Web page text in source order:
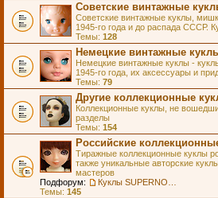
Советские винтажные
Советские винтажные куклы,
1945-го года и до распада СССР.
Темы: 128
Немецкие винтажные
Немецкие винтажные куклы -
1945-го года, их аксессуары и
Темы: 79
Другие коллекционные
Коллекционные куклы, не
разделы
Темы: 154
Российские
Тиражные коллекционные куклы
также уникальные авторские
мастеров
Подфорум:
Темы: 145